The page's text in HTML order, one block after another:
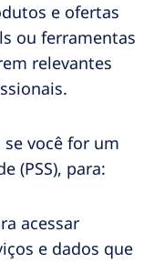
e ofertas
ou ferramentas
relevantes
você for um
(PSS), para:
acessar
e dados que